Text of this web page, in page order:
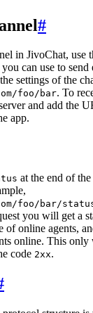
#
in JivoChat, use
you can use to
settings of the
foo/bar. To
and add the
app.
at the end of
foo/bar/
you will get a
of online agents,
online. This
code 2xx.